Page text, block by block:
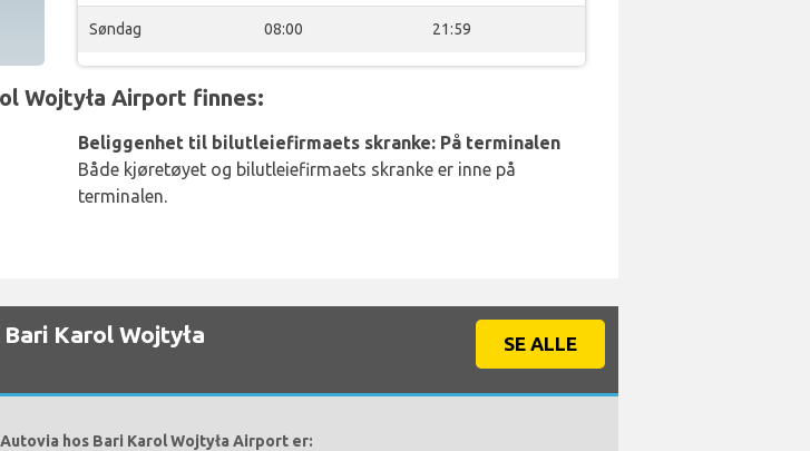
Søndag 08:00 21:59
Wojtyła Airport finnes:
Beliggenhet til bilutleiefirmaets skranke: På terminalen
Både kjøretøyet og bilutleiefirmaets skranke er inne på
terminalen.
Karol Wojtyła
SE ALLE
hos Bari Karol Wojtyła Airport er: